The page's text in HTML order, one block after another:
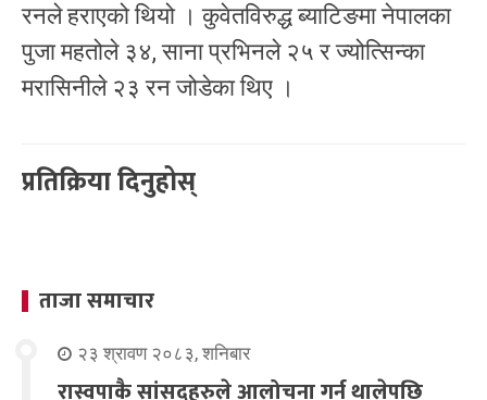
रनले हराएको थियो । कुवेतविरुद्ध ब्याटिङमा नेपालका
पुजा महतोले ३४, साना प्रभिनले २५ र ज्योत्सिन्का
मरासिनीले २३ रन जोडेका थिए ।
प्रतिक्रिया दिनुहोस्
ताजा समाचार
२३ श्रावण २०८३, शनिबार
रास्वपाकै सांसदहरुले आलोचना गर्न थालेपछि